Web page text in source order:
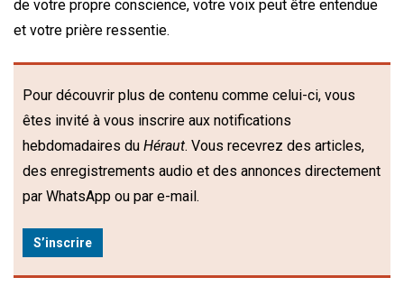
de votre propre conscience, votre voix peut être entendue
et votre prière ressentie.
Pour découvrir plus de contenu comme celui-ci, vous
êtes invité à vous inscrire aux notifications
hebdomadaires du Héraut. Vous recevrez des articles,
des enregistrements audio et des annonces directement
par WhatsApp ou par e-mail.
S’inscrire